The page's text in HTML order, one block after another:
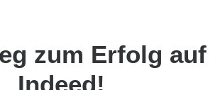
zum Erfolg auf
Indeed!